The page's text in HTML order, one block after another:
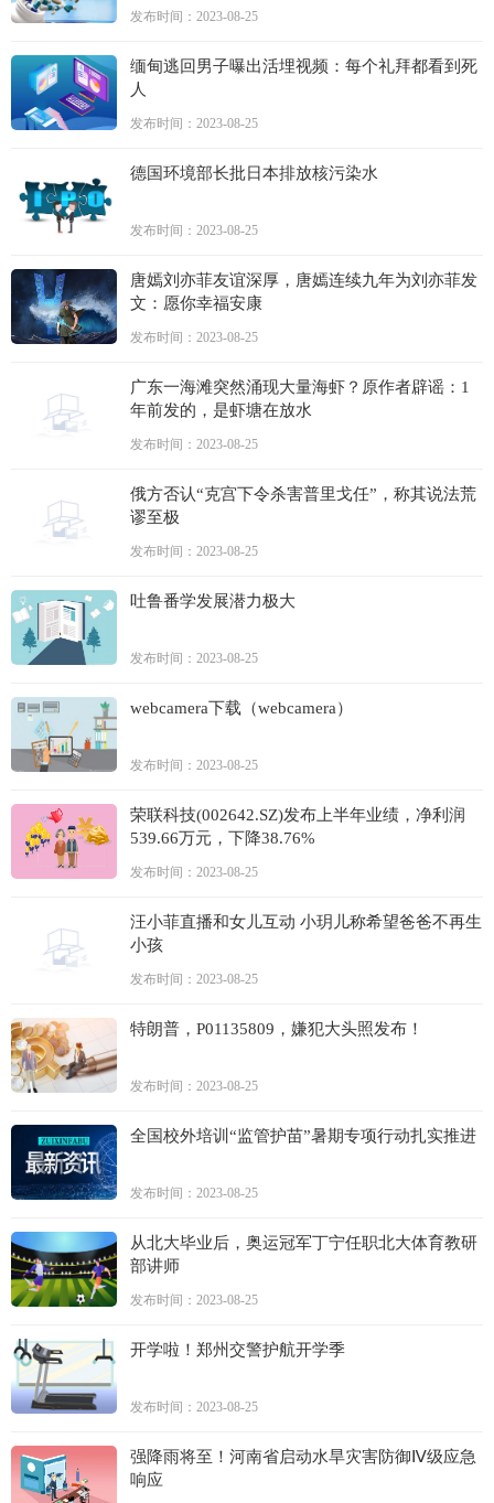
发布时间：2023-08-25
缅甸逃回男子曝出活埋视频：每个礼拜都看到死
人
发布时间：2023-08-25
德国环境部长批日本排放核污染水
发布时间：2023-08-25
唐嫣刘亦菲友谊深厚，唐嫣连续九年为刘亦菲发
文：愿你幸福安康
发布时间：2023-08-25
广东一海滩突然涌现大量海虾？原作者辟谣：1
年前发的，是虾塘在放水
发布时间：2023-08-25
俄方否认“克宫下令杀害普里戈任”，称其说法荒
谬至极
发布时间：2023-08-25
吐鲁番学发展潜力极大
发布时间：2023-08-25
webcamera下载（webcamera）
发布时间：2023-08-25
荣联科技(002642.SZ)发布上半年业绩，净利润
539.66万元，下降38.76%
发布时间：2023-08-25
汪小菲直播和女儿互动 小玥儿称希望爸爸不再生
小孩
发布时间：2023-08-25
特朗普，P01135809，嫌犯大头照发布！
发布时间：2023-08-25
全国校外培训“监管护苗”暑期专项行动扎实推进
发布时间：2023-08-25
从北大毕业后，奥运冠军丁宁任职北大体育教研
部讲师
发布时间：2023-08-25
开学啦！郑州交警护航开学季
发布时间：2023-08-25
强降雨将至！河南省启动水旱灾害防御Ⅳ级应急
响应